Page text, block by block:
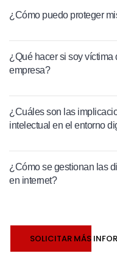
¿Cómo puedo proteger
¿Qué hacer si soy víctima
empresa?
¿Cuáles son las
intelectual en el entorno
¿Cómo se gestionan las
en internet?
SOLICITAR MÁS